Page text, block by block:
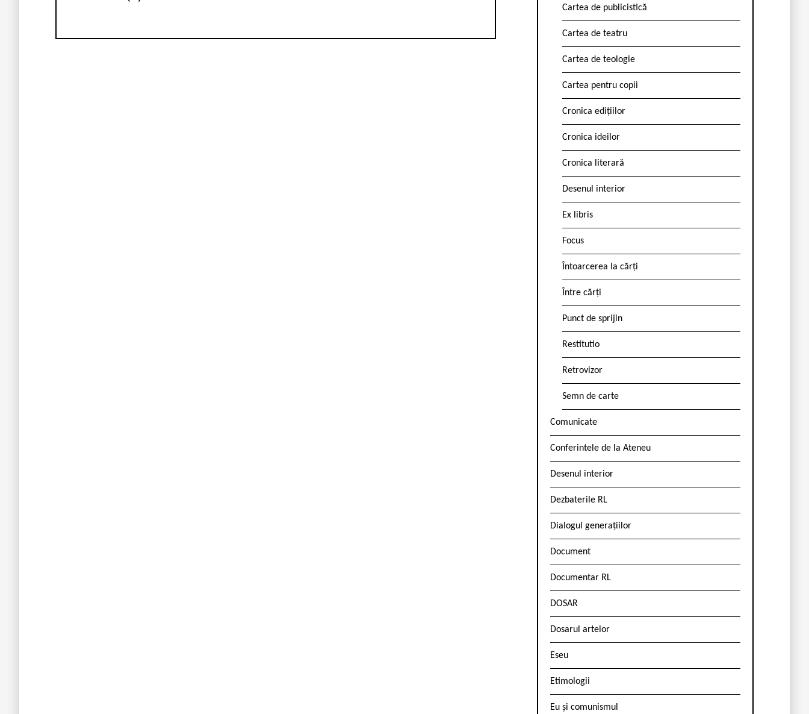
Cartea de publicistică
Cartea de teatru
Cartea de teologie
Cartea pentru copii
Cronica edițiilor
Cronica ideilor
Cronica literară
Desenul interior
Ex libris
Focus
Întoarcerea la cărți
Între cărți
Punct de sprijin
Restitutio
Retrovizor
Semn de carte
Comunicate
Conferintele de la Ateneu
Desenul interior
Dezbaterile RL
Dialogul generațiilor
Document
Documentar RL
DOSAR
Dosarul artelor
Eseu
Etimologii
Eu și comunismul